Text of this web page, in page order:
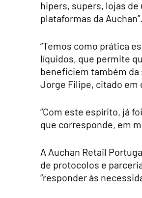
hipers, supers, lojas
plataformas da Auchan”.
“Temos como prática
líquidos, que permite
beneficiem também da
Jorge Filipe, citado em
“Com este espírito, já
que corresponde, em
A Auchan Retail
de protocolos e
“responder às